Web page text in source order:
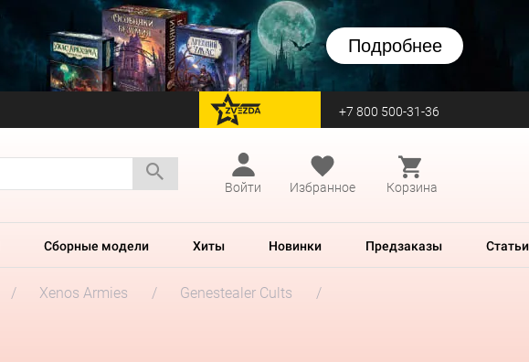
Подробнее
перейти на Zvezda +7 800 500-31-36
Войти
Избранное Корзина
Сборные модели Хиты Новинки Предзаказы Статьи
Xenos Armies
Genestealer Cults